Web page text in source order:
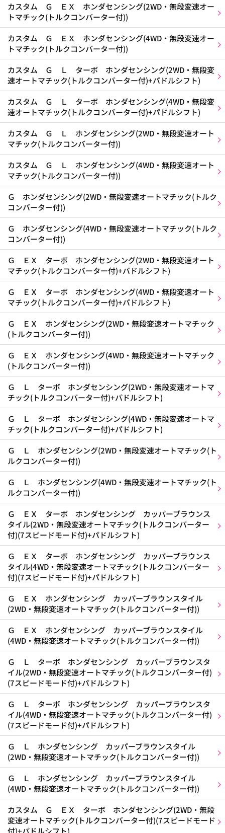
カスタム Ｇ ＥＸ ホンダセンシング(2WD・無段変速オー
トマチック(トルクコンバーター付))
カスタム Ｇ ＥＸ ホンダセンシング(4WD・無段変速オー
トマチック(トルクコンバーター付))
カスタム Ｇ Ｌ ターボ ホンダセンシング(2WD・無段変
速オートマチック(トルクコンバーター付)+パドルシフト)
カスタム Ｇ Ｌ ターボ ホンダセンシング(4WD・無段変
速オートマチック(トルクコンバーター付)+パドルシフト)
カスタム Ｇ Ｌ ホンダセンシング(2WD・無段変速オート
マチック(トルクコンバーター付))
カスタム Ｇ Ｌ ホンダセンシング(4WD・無段変速オート
マチック(トルクコンバーター付))
Ｇ ホンダセンシング(2WD・無段変速オートマチック(トルク
コンバーター付))
Ｇ ホンダセンシング(4WD・無段変速オートマチック(トルク
コンバーター付))
Ｇ ＥＸ ターボ ホンダセンシング(2WD・無段変速オート
マチック(トルクコンバーター付)+パドルシフト)
Ｇ ＥＸ ターボ ホンダセンシング(4WD・無段変速オート
マチック(トルクコンバーター付)+パドルシフト)
Ｇ ＥＸ ホンダセンシング(2WD・無段変速オートマチック
(トルクコンバーター付))
Ｇ ＥＸ ホンダセンシング(4WD・無段変速オートマチック
(トルクコンバーター付))
Ｇ Ｌ ターボ ホンダセンシング(2WD・無段変速オートマ
チック(トルクコンバーター付)+パドルシフト)
Ｇ Ｌ ターボ ホンダセンシング(4WD・無段変速オートマ
チック(トルクコンバーター付)+パドルシフト)
Ｇ Ｌ ホンダセンシング(2WD・無段変速オートマチック(ト
ルクコンバーター付))
Ｇ Ｌ ホンダセンシング(4WD・無段変速オートマチック(ト
ルクコンバーター付))
Ｇ ＥＸ ターボ ホンダセンシング カッパーブラウンス
タイル(2WD・無段変速オートマチック(トルクコンバーター
付)(7スピードモード付)+パドルシフト)
Ｇ ＥＸ ターボ ホンダセンシング カッパーブラウンス
タイル(4WD・無段変速オートマチック(トルクコンバーター
付)(7スピードモード付)+パドルシフト)
Ｇ ＥＸ ホンダセンシング カッパーブラウンスタイル
(2WD・無段変速オートマチック(トルクコンバーター付))
Ｇ ＥＸ ホンダセンシング カッパーブラウンスタイル
(4WD・無段変速オートマチック(トルクコンバーター付))
Ｇ Ｌ ターボ ホンダセンシング カッパーブラウンスタ
イル(2WD・無段変速オートマチック(トルクコンバーター付)
(7スピードモード付)+パドルシフト)
Ｇ Ｌ ターボ ホンダセンシング カッパーブラウンスタ
イル(4WD・無段変速オートマチック(トルクコンバーター付)
(7スピードモード付)+パドルシフト)
Ｇ Ｌ ホンダセンシング カッパーブラウンスタイル
(2WD・無段変速オートマチック(トルクコンバーター付))
Ｇ Ｌ ホンダセンシング カッパーブラウンスタイル
(4WD・無段変速オートマチック(トルクコンバーター付))
カスタム Ｇ ＥＸ ターボ ホンダセンシング(2WD・無段
変速オートマチック(トルクコンバーター付)(7スピードモード
付)+パドルシフト)